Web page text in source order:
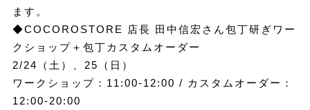
ます。
◆COCOROSTORE 店長 田中信宏さん包丁研ぎワー
クショップ＋包丁カスタムオーダー
2/24（土）、25（日）
ワークショップ：11:00-12:00 / カスタムオーダー：
12:00-20:00